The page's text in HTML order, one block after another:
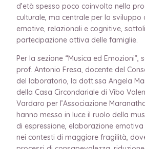
d’età spesso poco coinvolta nella
culturale, ma centrale per lo sviluppo
emotive, relazionali e cognitive,
partecipazione attiva delle famiglie.
Per la sezione “Musica ed Emozioni”,
prof. Antonio Fresa, docente del
del laboratorio, la dott.ssa Angela
della Casa Circondariale di Vibo
Vardaro per l’Associazione
hanno messo in luce il ruolo della
di espressione, elaborazione
nei contesti di maggiore fragilità,